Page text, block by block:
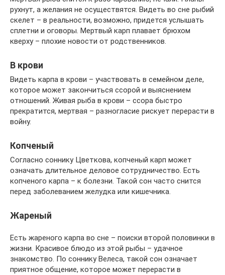
рухнут, а желания не осуществятся. Видеть во сне рыбий
скелет – в реальности, возможно, придется услышать
сплетни и оговоры. Мертвый карп плавает брюхом
кверху – плохие новости от родственников.
В крови
Видеть карпа в крови – участвовать в семейном деле,
которое может закончиться ссорой и выяснением
отношений. Живая рыба в крови – ссора быстро
прекратится, мертвая – разногласие рискует перерасти в
войну.
Копченый
Согласно соннику Цветкова, копченый карп может
означать длительное деловое сотрудничество. Есть
копченого карпа – к болезни. Такой сон часто снится
перед заболеванием желудка или кишечника.
Жареный
Есть жареного карпа во сне – поиски второй половинки в
жизни. Красивое блюдо из этой рыбы – удачное
знакомство. По соннику Велеса, такой сон означает
приятное общение, которое может перерасти в